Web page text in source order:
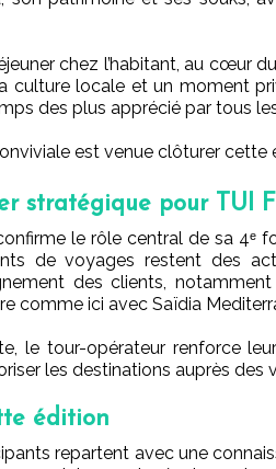
chez l’habitant, au cœur
locale et un moment
des plus apprécié par tous
est venue clôturer cette
stratégique pour TUI
le rôle central de sa 4ᵉ
de voyages restent des
des clients,
comme ici avec Saïdia
le tour-opérateur renforce
les destinations auprès des
édition
repartent avec une